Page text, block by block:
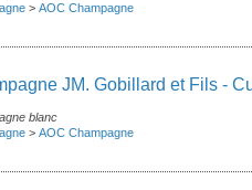
> AOC Champagne
JM. Gobillard et Fils -
blanc
> AOC Champagne